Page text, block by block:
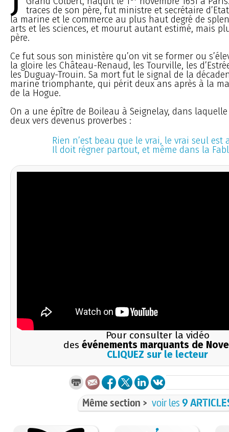
traces de son père, fut ministre et secrétaire
la marine et le commerce au plus haut degré de
arts et les sciences, et mourut autant estimé, mais
père.
Ce fut sous son ministère qu’on vit se former ou
la gloire les Château-Renaud, les Tourville, les
les Duguay-Trouin. Sa mort fut le signal de la
marine triomphante, qui périt deux ans après à la
de la Hogue.
On a une épître de Boileau à Seignelay, dans
deux vers devenus proverbes :
Rien n’est beau que le vrai, le vrai seul est
Il doit régner partout, et même dans la
Pour consulter la vidéo
des événements marquants de
CLIQUEZ sur le lecteur
Même section > voir les9